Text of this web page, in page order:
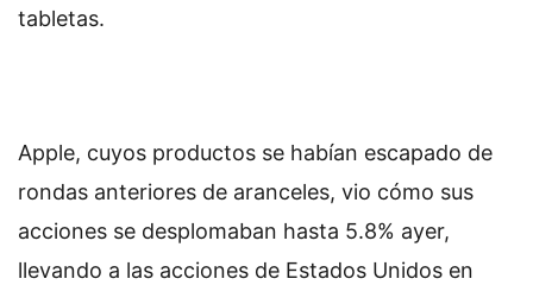
tabletas.
Apple, cuyos productos se habían escapado de
rondas anteriores de aranceles, vio cómo sus
acciones se desplomaban hasta 5.8% ayer,
llevando a las acciones de Estados Unidos en